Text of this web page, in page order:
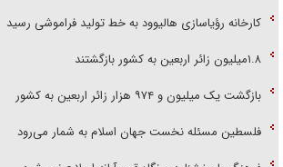
کارخانه رؤیاسازی هالیوود به خط تولید فراموشی رسید
۱.۸میلیون زائر اربعین به کشور بازگشتند
بازگشت یک میلیون و ۹۷۴ هزار زائر اربعین به کشور
فلسطین مسئله نخست جهان اسلام به شمار می‌رود